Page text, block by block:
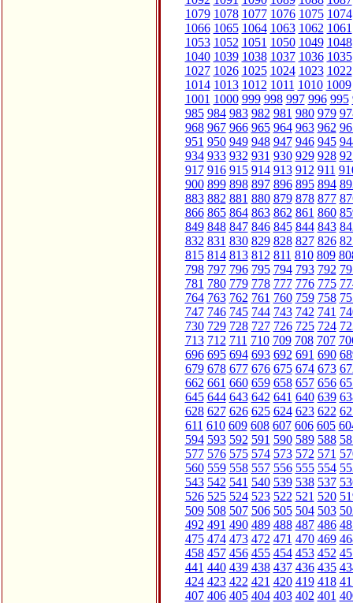
1079 1078 1077 1076 1075 1074
1066 1065 1064 1063 1062 1061
1053 1052 1051 1050 1049 1048
1040 1039 1038 1037 1036 1035
1027 1026 1025 1024 1023 1022
1014 1013 1012 1011 1010 1009
1001 1000 999 998 997 996 995
985 984 983 982 981 980 979
968 967 966 965 964 963 962
951 950 949 948 947 946 945
934 933 932 931 930 929 928
917 916 915 914 913 912 911
900 899 898 897 896 895 894
883 882 881 880 879 878 877
866 865 864 863 862 861 860
849 848 847 846 845 844 843
832 831 830 829 828 827 826
815 814 813 812 811 810 809
798 797 796 795 794 793 792
781 780 779 778 777 776 775
764 763 762 761 760 759 758
747 746 745 744 743 742 741
730 729 728 727 726 725 724
713 712 711 710 709 708 707
696 695 694 693 692 691 690
679 678 677 676 675 674 673
662 661 660 659 658 657 656
645 644 643 642 641 640 639
628 627 626 625 624 623 622
611 610 609 608 607 606 605
594 593 592 591 590 589 588
577 576 575 574 573 572 571
560 559 558 557 556 555 554
543 542 541 540 539 538 537
526 525 524 523 522 521 520
509 508 507 506 505 504 503
492 491 490 489 488 487 486
475 474 473 472 471 470 469
458 457 456 455 454 453 452
441 440 439 438 437 436 435
424 423 422 421 420 419 418
407 406 405 404 403 402 401